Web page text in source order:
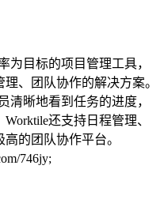
为目标的项目管理工具，
、团队协作的解决方案。
清晰地看到任务的进度，
还支持日程管理、
的团队协作平台。
746jy;